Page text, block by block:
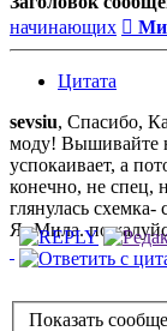
начинающих
Цитата
sevsiu, Спасибо,
моду! Вышивайте
успокаивает, а
конечно, не спец,
глянулась схемка-
Я- Мила.
Показать